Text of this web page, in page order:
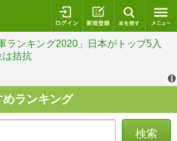
ログイン 新規登録
ランキング
検索